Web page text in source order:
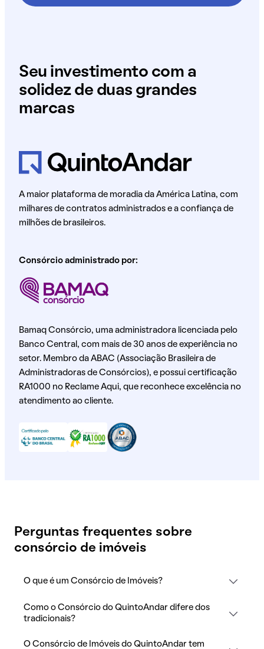
Seu investimento com a
solidez de duas grandes
marcas
A maior plataforma de moradia da América Latina, com
milhares de contratos administrados e a confiança de
milhões de brasileiros.
Consórcio administrado por:
Bamaq Consórcio, uma administradora licenciada pelo
Banco Central, com mais de 30 anos de experiência no
setor. Membro da ABAC (Associação Brasileira de
Administradoras de Consórcios), e possui certificação
RA1000 no Reclame Aqui, que reconhece excelência no
atendimento ao cliente.
Perguntas frequentes sobre
consórcio de imóveis
O que é um Consórcio de Imóveis?
Como o Consórcio do QuintoAndar difere dos
tradicionais?
O Consórcio de Imóveis do QuintoAndar tem